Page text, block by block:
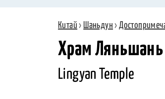
Китай › Шаньдун ›
Храм
Lingyan Temple